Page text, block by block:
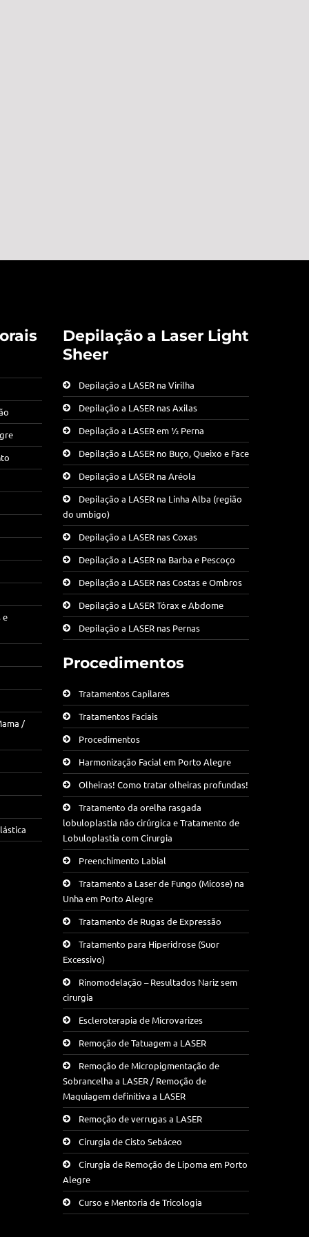
e
/
Depilação a Laser Light
Sheer
Depilação a LASER na Virilha
Depilação a LASER nas Axilas
Depilação a LASER em ½ Perna
Depilação a LASER no Buço, Queixo e Face
Depilação a LASER na Aréola
Depilação a LASER na Linha Alba (região
do umbigo)
Depilação a LASER nas Coxas
Depilação a LASER na Barba e Pescoço
Depilação a LASER nas Costas e Ombros
Depilação a LASER Tórax e Abdome
Depilação a LASER nas Pernas
Procedimentos
Tratamentos Capilares
Tratamentos Faciais
Procedimentos
Harmonização Facial em Porto Alegre
Olheiras! Como tratar olheiras profundas!
Tratamento da orelha rasgada
lobuloplastia não cirúrgica e Tratamento de
Lobuloplastia com Cirurgia
Preenchimento Labial
Tratamento a Laser de Fungo (Micose) na
Unha em Porto Alegre
Tratamento de Rugas de Expressão
Tratamento para Hiperidrose (Suor
Excessivo)
Rinomodelação – Resultados Nariz sem
cirurgia
Escleroterapia de Microvarizes
Remoção de Tatuagem a LASER
Remoção de Micropigmentação de
Sobrancelha a LASER / Remoção de
Maquiagem definitiva a LASER
Remoção de verrugas a LASER
Cirurgia de Cisto Sebáceo
Cirurgia de Remoção de Lipoma em Porto
Alegre
Curso e Mentoria de Tricologia